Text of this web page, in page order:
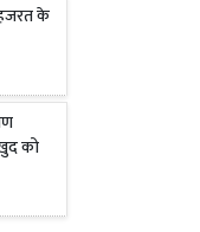
के
को